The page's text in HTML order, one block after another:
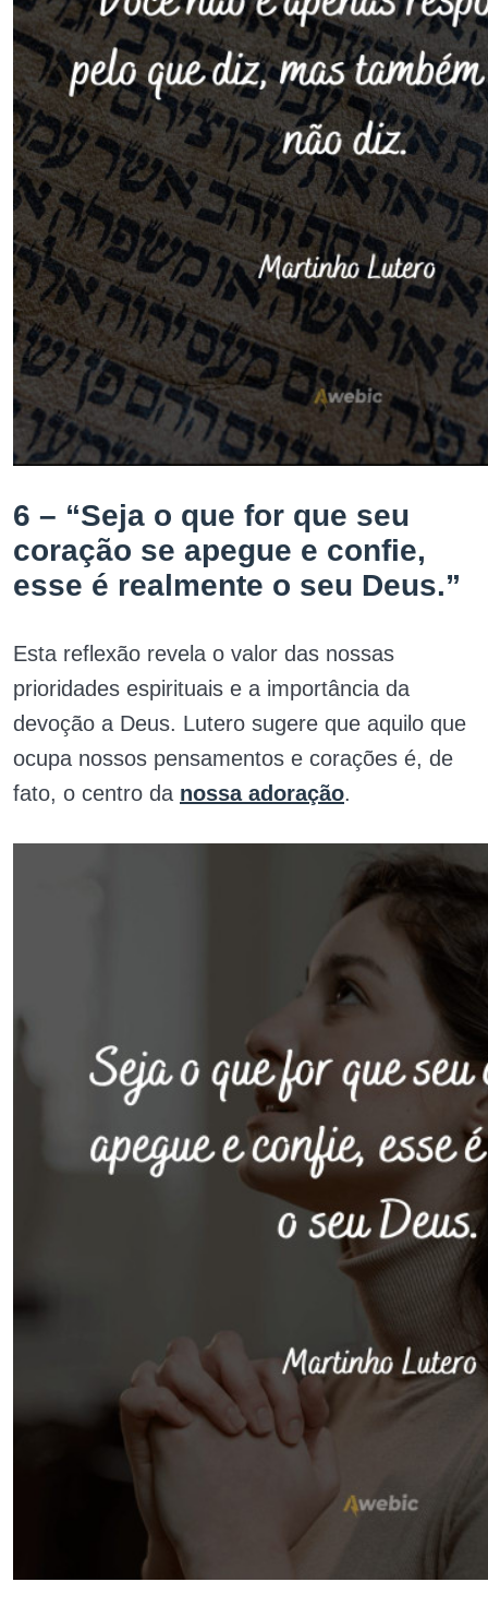
6 – “Seja o que for que seu
coração se apegue e confie,
esse é realmente o seu Deus.”
Esta reflexão revela o valor das nossas
prioridades espirituais e a importância da
devoção a Deus. Lutero sugere que aquilo que
ocupa nossos pensamentos e corações é, de
fato, o centro da nossa adoração.